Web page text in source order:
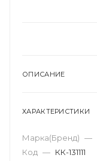
ОПИСАНИЕ
ХАРАКТЕРИСТИКИ
Марка(Бренд) —
Код — КК-131111